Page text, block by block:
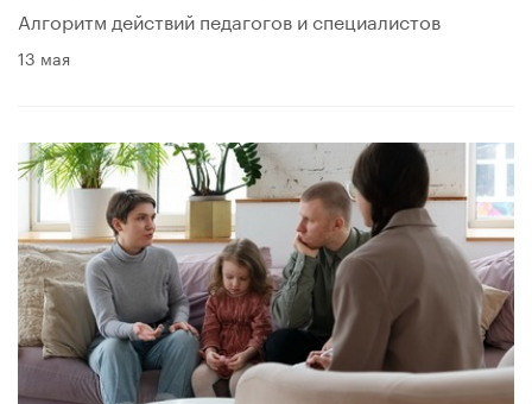
Алгоритм действий педагогов и специалистов
13 мая